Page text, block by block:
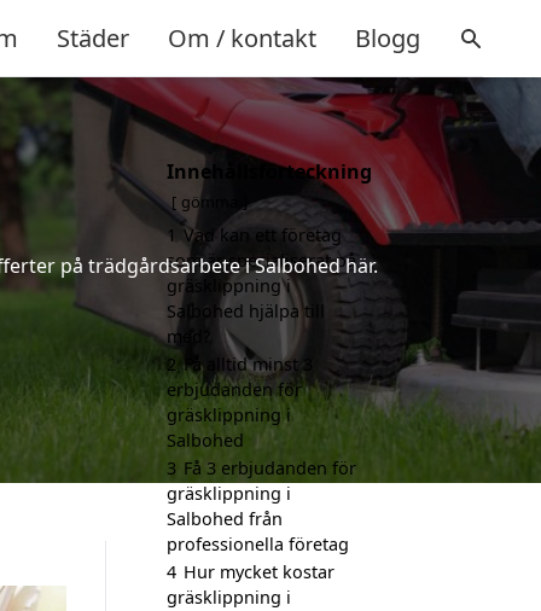
Städer Om / kontakt Blogg
på trädgårdsarbete i Salbohed här.
Innehållsförteckning
gömma
1 Vad kan ett företag
som är specialiserat på
gräsklippning i
Salbohed hjälpa till
med?
2 Få alltid minst 3
erbjudanden för
gräsklippning i
Salbohed
3 Få 3 erbjudanden för
gräsklippning i
Salbohed från
professionella företag
4 Hur mycket kostar
gräsklippning i